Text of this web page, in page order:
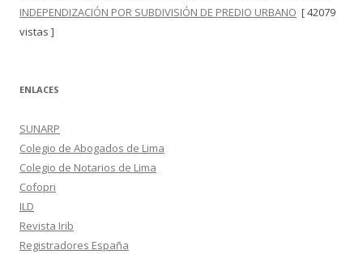
INDEPENDIZACIÓN POR SUBDIVISIÓN DE PREDIO URBANO [ 42079
vistas ]
ENLACES
SUNARP
Colegio de Abogados de Lima
Colegio de Notarios de Lima
Cofopri
ILD
Revista Irib
Registradores España